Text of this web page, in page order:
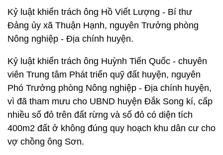
Kỷ luật khiển trách ông Hồ Viết Lượng - Bí thư
Đảng ủy xã Thuận Hạnh, nguyên Trưởng phòng
Nông nghiệp - Địa chính huyện.
Kỷ luật khiển trách ông Huỳnh Tiến Quốc - chuyên
viên Trung tâm Phát triển quỹ đất huyện, nguyên
Phó Trưởng phòng Nông nghiệp - Địa chính huyện,
vì đã tham mưu cho UBND huyện Đắk Song kí, cấp
nhiều sổ đỏ trên đất rừng và sổ đỏ có diện tích
400m2 đất ở không đúng quy hoạch khu dân cư cho
vợ chồng ông Sơn.